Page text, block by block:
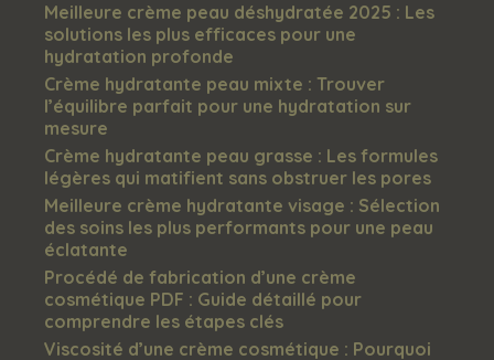
Meilleure crème peau déshydratée 2025 : Les
solutions les plus efficaces pour une
hydratation profonde​
Crème hydratante peau mixte : Trouver
l’équilibre parfait pour une hydratation sur
mesure​
Crème hydratante peau grasse : Les formules
légères qui matifient sans obstruer les pores​
Meilleure crème hydratante visage : Sélection
des soins les plus performants pour une peau
éclatante​
Procédé de fabrication d’une crème
cosmétique PDF : Guide détaillé pour
comprendre les étapes clés​
Viscosité d’une crème cosmétique : Pourquoi